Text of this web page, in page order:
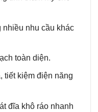
nhu cầu khác
toàn diện.
tiết kiệm điện năng
đĩa khô ráo nhanh